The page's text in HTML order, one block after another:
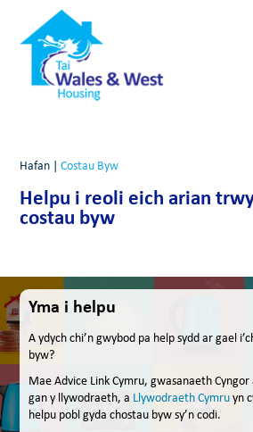
Hafan |Costau Byw
Helpu i reoli eich arian
costau byw
Yma i helpu
A ydych chi’n gwybod pa help sydd ar gael
byw?
Mae Advice Link Cymru, gwasanaeth
gan y llywodraeth, a Llywodraeth Cymruyn
helpu pobl gyda chostau byw sy’n codi.